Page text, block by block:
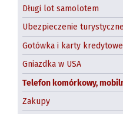
Długi lot samolotem
Ubezpieczenie turystyczne
Gotówka i karty kredytowe
Gniazdka w USA
Telefon komórkowy,
Zakupy
Zakupy w USA online
Paczki z USA do Polski